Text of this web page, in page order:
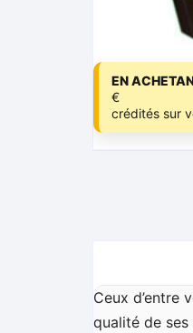
EN
€
crédités sur
Ceux d’entre
qualité de